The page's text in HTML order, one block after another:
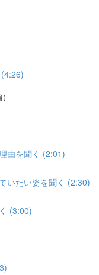
由を聞く (2:01)
いたい姿を聞く (2:30)
(3:00)